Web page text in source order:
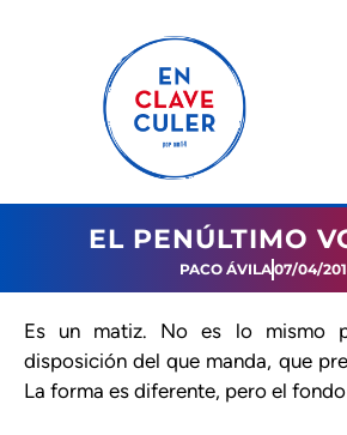
EL PENÚLTIMO
PACO ÁVILA07/04/
Es un matiz. No es lo mismo
disposición del que manda, que
La forma es diferente, pero el